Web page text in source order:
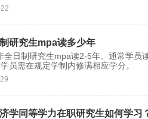
研究生mpa读多少年
全日制研究生mpa读2-5年。通常学员
员需在规定学制内修满相应学分。
学同等学力在职研究生如何学习